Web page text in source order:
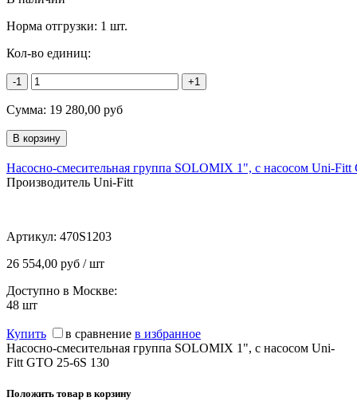
Норма отгрузки: 1 шт.
Кол-во единиц:
-1 +1
Сумма: 19 280,00 руб
Насосно-смесительная группа SOLOMIX 1", c насосом Uni-Fitt
Производитель Uni-Fitt
Артикул: 470S1203
26 554,00 руб / шт
Доступно в Москве:
48 шт
Купить в сравнение в избранное
Насосно-смесительная группа SOLOMIX 1", c насосом Uni-
Fitt GTO 25-6S 130
Положить товар в корзину